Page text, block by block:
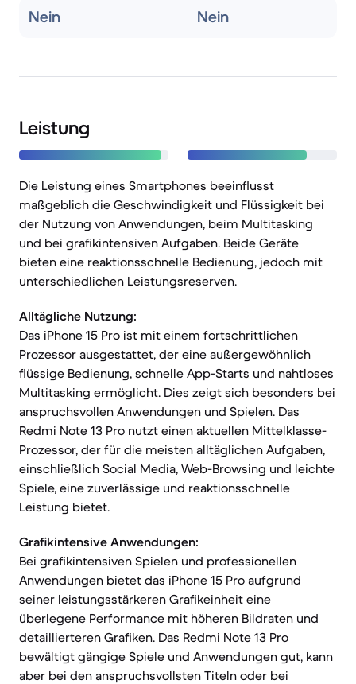
Nein Nein
Leistung
Die Leistung eines Smartphones beeinflusst
maßgeblich die Geschwindigkeit und Flüssigkeit bei
der Nutzung von Anwendungen, beim Multitasking
und bei grafikintensiven Aufgaben. Beide Geräte
bieten eine reaktionsschnelle Bedienung, jedoch mit
unterschiedlichen Leistungsreserven.
Alltägliche Nutzung:
Das iPhone 15 Pro ist mit einem fortschrittlichen
Prozessor ausgestattet, der eine außergewöhnlich
flüssige Bedienung, schnelle App-Starts und nahtloses
Multitasking ermöglicht. Dies zeigt sich besonders bei
anspruchsvollen Anwendungen und Spielen. Das
Redmi Note 13 Pro nutzt einen aktuellen Mittelklasse-
Prozessor, der für die meisten alltäglichen Aufgaben,
einschließlich Social Media, Web-Browsing und leichte
Spiele, eine zuverlässige und reaktionsschnelle
Leistung bietet.
Grafikintensive Anwendungen:
Bei grafikintensiven Spielen und professionellen
Anwendungen bietet das iPhone 15 Pro aufgrund
seiner leistungsstärkeren Grafikeinheit eine
überlegene Performance mit höheren Bildraten und
detaillierteren Grafiken. Das Redmi Note 13 Pro
bewältigt gängige Spiele und Anwendungen gut, kann
aber bei den anspruchsvollsten Titeln oder bei